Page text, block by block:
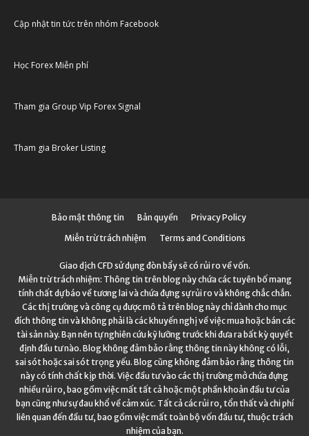
Cập nhật tin tức trên nhóm Facebook
Học Forex Miễn phí
Tham gia Group Vip Forex Signal
Tham gia Broker Listing
Bảo mật thông tin Bản quyền
Privacy Policy
Miễn trừ trách nhiệm
Terms and Conditions
Giao dịch CFD sử dụng đòn bẩy sẽ có rủi ro về vốn.
Miễn trừ trách nhiệm: Thông tin trên blog này chứa các tuyên bố mang
tính chất dự báo về tương lai và chứa đựng sự rủi ro và không chắc chắn.
Các thị trường và công cụ được mô tả trên blog này chỉ dành cho mục
đích thông tin và không phải là các khuyến nghị về việc mua hoặc bán các
tài sản này. Bạn nên tự nghiên cứu kỹ lưỡng trước khi đưa ra bất kỳ quyết
định đầu tư nào. Blog không đảm bảo rằng thông tin này không có lỗi,
sai sót hoặc sai sót trọng yếu. Blog cũng không đảm bảo rằng thông tin
này có tính chất kịp thời. Việc đầu tư vào các thị trường mở chứa đựng
nhiều rủi ro, bao gồm việc mất tất cả hoặc một phần khoản đầu tư của
bạn cũng như sự đau khổ về cảm xúc. Tất cả các rủi ro, tổn thất và chi phí
liên quan đến đầu tư, bao gồm việc mất toàn bộ vốn đầu tư, thuộc trách
nhiệm của bạn.